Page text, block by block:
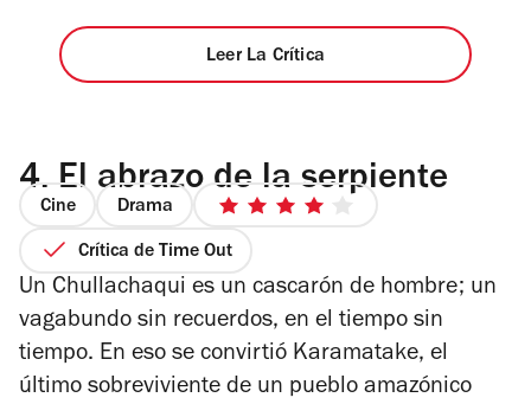
Leer La Crítica
4. El abrazo de la serpiente
Cine Drama
4
Crítica de Time Out
Un Chullachaqui es un cascarón de hombre; un
vagabundo sin recuerdos, en el tiempo sin
tiempo. En eso se convirtió Karamatake, el
último sobreviviente de un pueblo amazónico